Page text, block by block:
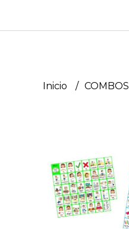
Inicio COMBOS